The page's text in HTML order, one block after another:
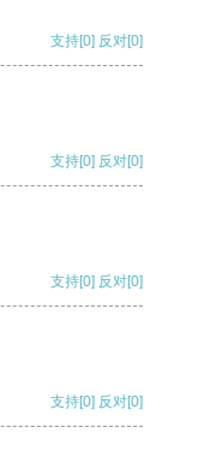
支持[0] 反对[0]
支持[0] 反对[0]
支持[0] 反对[0]
支持[0] 反对[0]